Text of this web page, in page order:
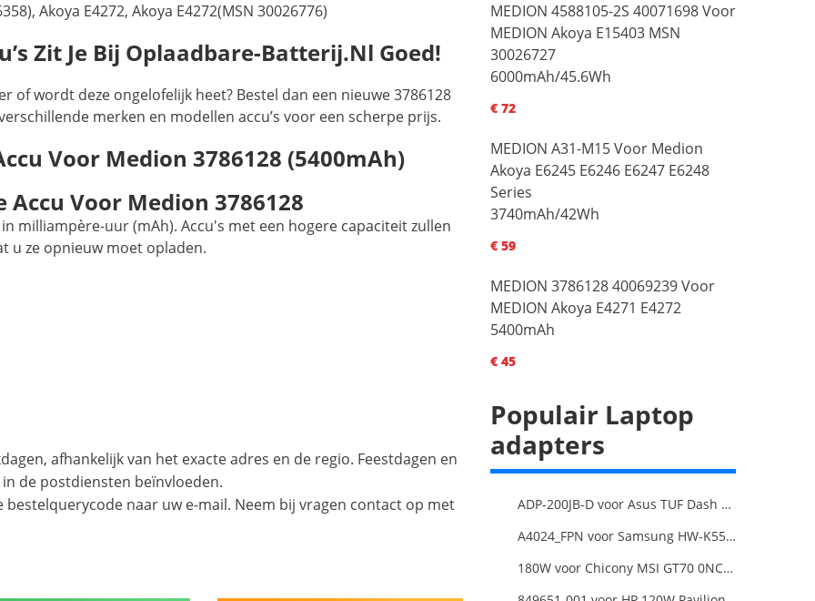
Akoya E4272, Akoya E4272(MSN 30026776)
Zit Je Bij Oplaadbare-Batterij.nl Goed!
of wordt deze ongelofelijk heet? Bestel dan een nieuwe 3786128
merken en modellen accu’s voor een scherpe prijs.
Voor Medion 3786128 (5400mAh)
Voor Medion 3786128
milliampère-uur (mAh). Accu's met een hogere capaciteit zullen
u ze opnieuw moet opladen.
afhankelijk van het exacte adres en de regio. Feestdagen en
de postdiensten beïnvloeden.
naar uw e-mail. Neem bij vragen contact op met
MEDION 4588105-2S 40071698 Voor
MEDION Akoya E15403 MSN
30026727
6000mAh/45.6Wh
€ 72
MEDION A31-M15 Voor Medion
Akoya E6245 E6246 E6247 E6248
Series
3740mAh/42Wh
€ 59
MEDION 3786128 40069239 Voor
MEDION Akoya E4271 E4272
5400mAh
€ 45
Populair Laptop
adapters
ADP-200JB-D voor Asus TUF Dash F15 FX516PR ADP-200JB
A4024_FPN voor Samsung HW-K550/ZA HW-K550 hw-K650 Soundbar
180W voor Chicony MSI GT70 0NC-011US